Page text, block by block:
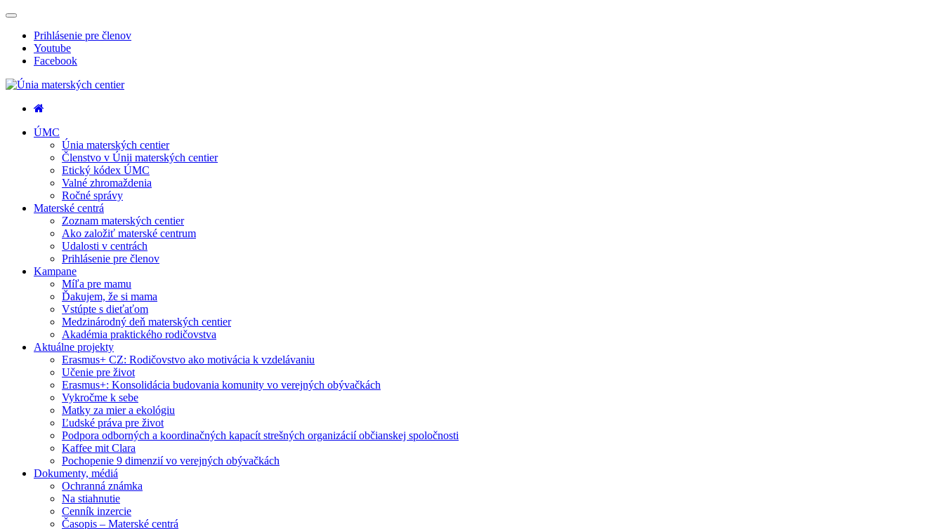
Rozbaľovacej
navigáciaPrihlásenie pre členov
Youtube
Facebook
Únia materských centier
ÚMC
Únia materských centier
Členstvo v Únii materských centier
Etický kódex ÚMC
Valné zhromaždenia
Ročné správy
Materské centrá
Zoznam materských centier
Ako založiť materské centrum
Udalosti v centrách
Prihlásenie pre členov
Kampane
Míľa pre mamu
Ďakujem, že si mama
Vstúpte s dieťaťom
Medzinárodný deň materských centier
Akadémia praktického rodičovstva
Aktuálne projekty
Erasmus+ CZ: Rodičovstvo ako motivácia k vzdelávaniu
Učenie pre život
Erasmus+: Konsolidácia budovania komunity vo verejných obývačkách
Vykročme k sebe
Matky za mier a ekológiu
Ľudské práva pre život
Podpora odborných a koordinačných kapacít strešných organizácií občianskej spoločnosti
Kaffee mit Clara
Pochopenie 9 dimenzií vo verejných obývačkách
Dokumenty, médiá
Ochranná známka
Na stiahnutie
Cenník inzercie
Časopis – Materské centrá